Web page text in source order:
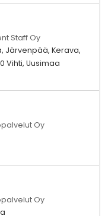
Staff Oy
Järvenpää, Kerava,
Vihti, Uusimaa
Oy
Oy